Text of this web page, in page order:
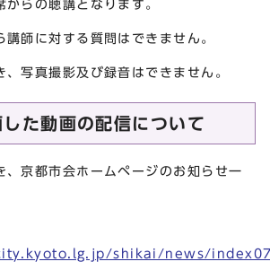
からの聴講となります。
講師に対する質問はできません。
、写真撮影及び録音はできません。
た動画の配信について
、京都市会ホームページのお知らせ一
shikai/news/